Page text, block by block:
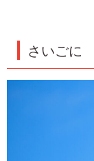
さいごに